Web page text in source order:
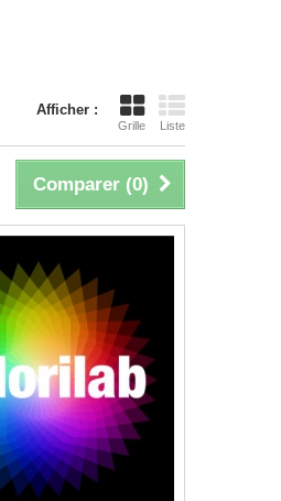
Afficher :
Grille Liste
Comparer (0)